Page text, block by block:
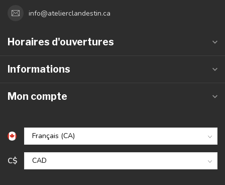
info@atelierclandestin.ca
Horaires d'ouvertures
Informations
Mon compte
C$